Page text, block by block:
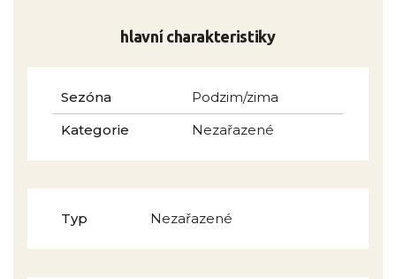
hlavní charakteristiky
Sezóna
Podzim/zima
Kategorie
Nezařazené
Typ Nezařazené